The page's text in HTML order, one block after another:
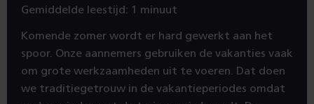
Gemiddelde leestijd: 1 minuut
Komende zomer wordt er hard gewerkt aan het
spoor. Onze aannemers gebruiken de vakanties vaak
om grote werkzaamheden uit te voeren. Dat doen
we traditiegetrouw in de vakantieperiodes omdat